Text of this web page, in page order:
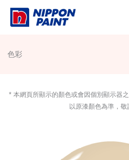
Skip
色彩
* 本網頁所顯示的顏色或會因個別顯示器
以原漆顏色為準，敬